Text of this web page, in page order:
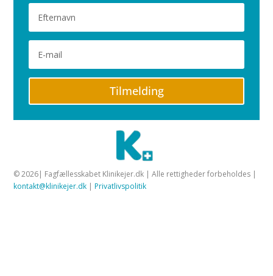
Tilmelding
© 2026| Fagfællesskabet Klinikejer.dk | Alle rettigheder forbeholdes |
kontakt@klinikejer.dk | Privatlivspolitik